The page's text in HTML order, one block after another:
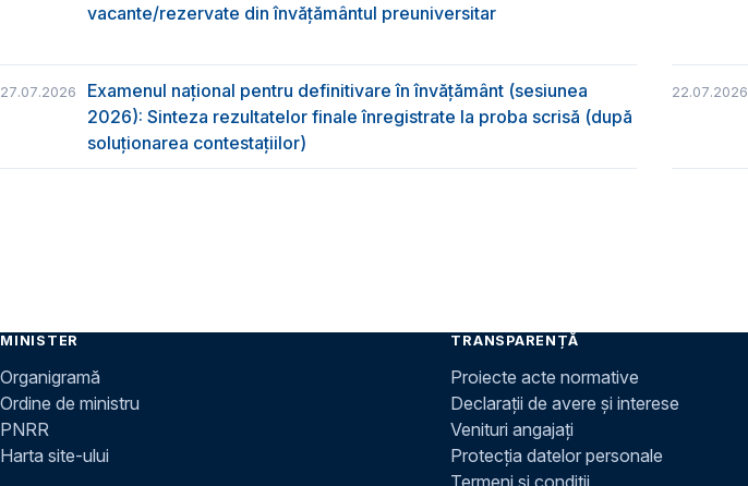
vacante/rezervate din învăţământul preuniversitar
27.07.2026
Examenul național pentru definitivare în învățământ (sesiunea
2026): Sinteza rezultatelor finale înregistrate la proba scrisă (după
soluționarea contestațiilor)
22.07.2026
MINISTER
Organigramă
Ordine de ministru
PNRR
Harta site-ului
TRANSPARENȚĂ
Proiecte acte normative
Declarații de avere și interese
Venituri angajați
Protecția datelor personale